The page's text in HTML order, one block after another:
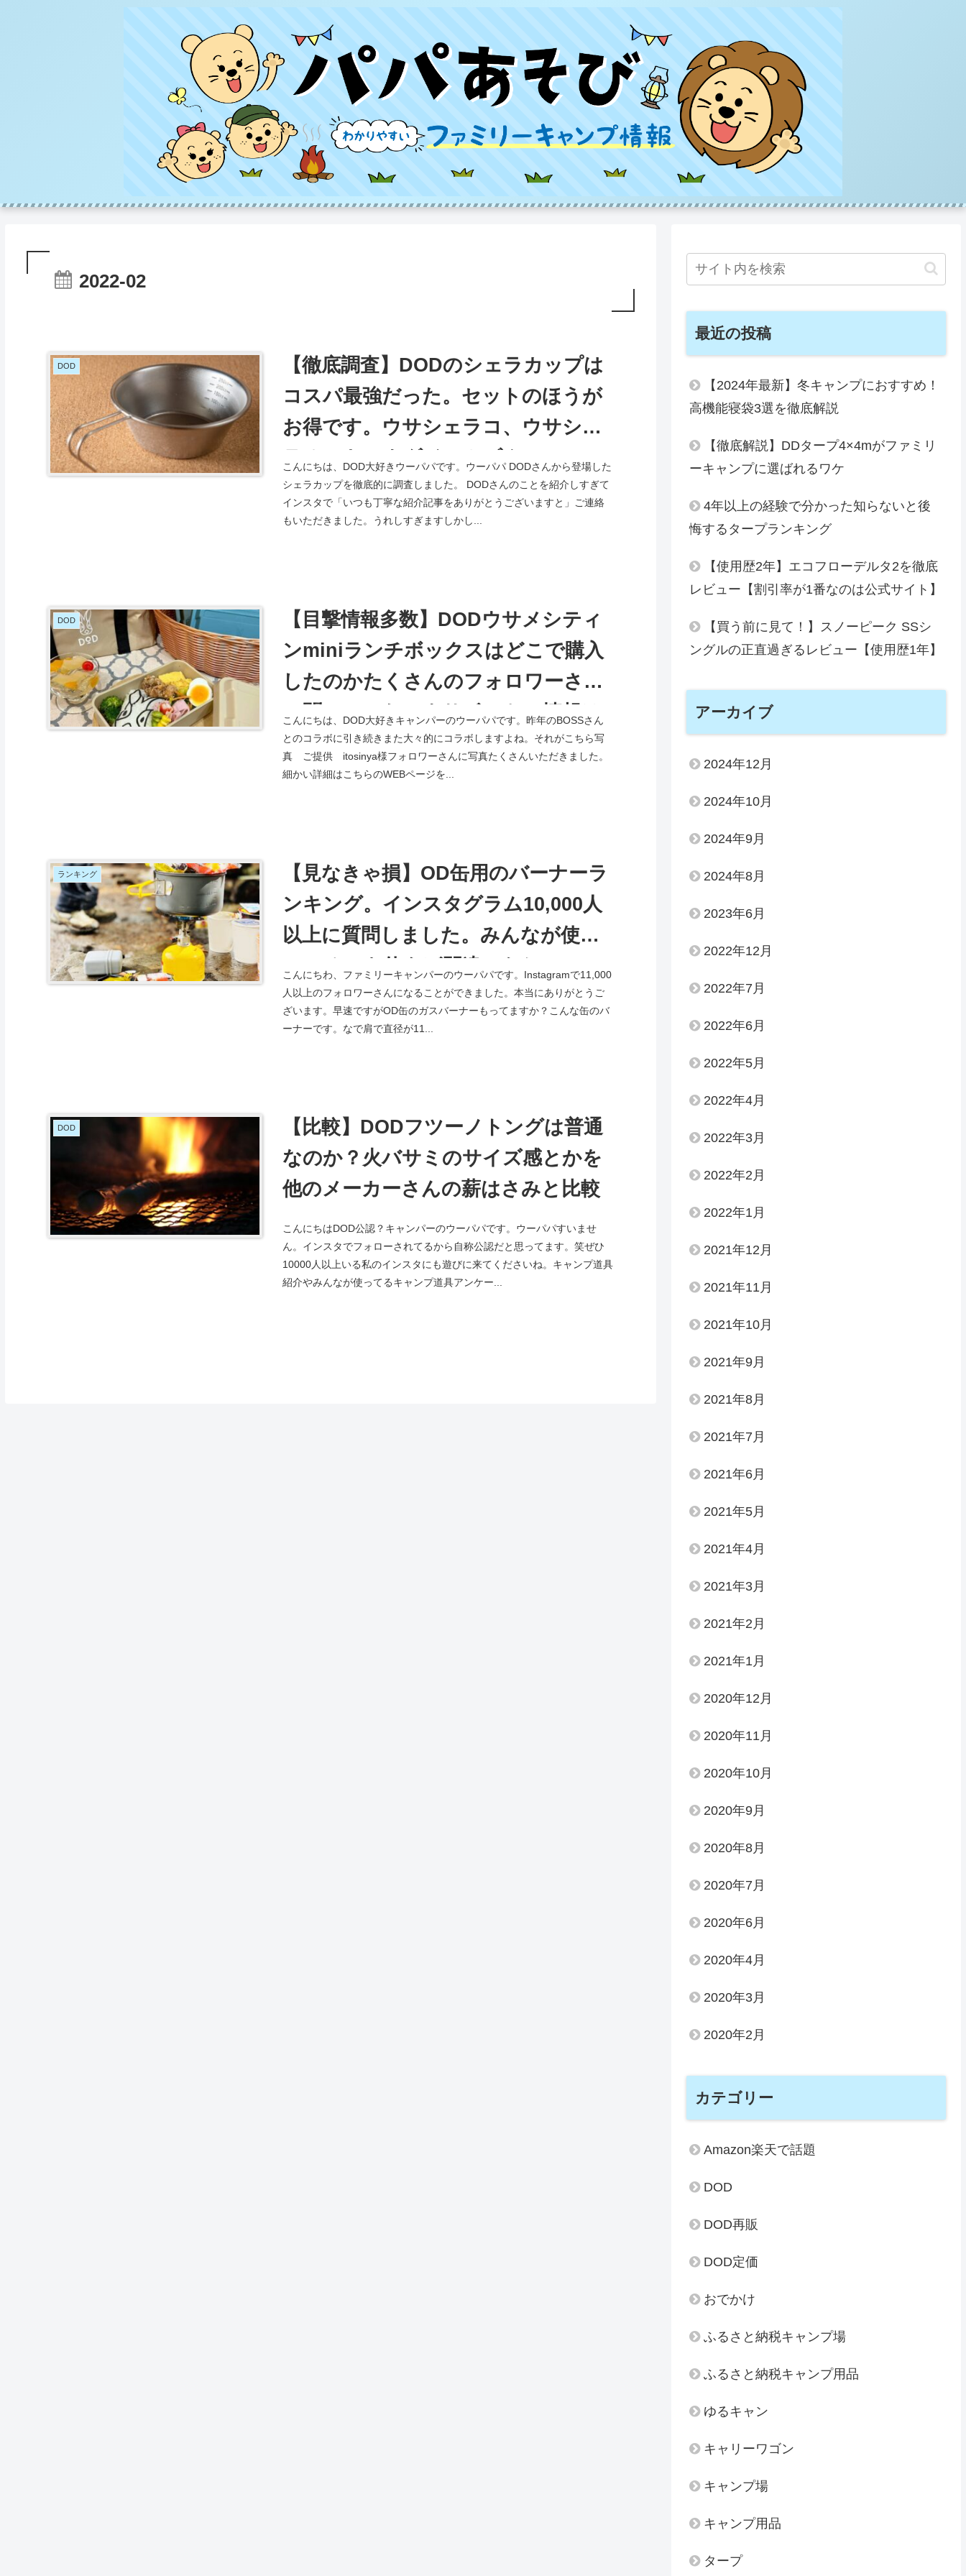
2022-02
DOD
【徹底調査】DODのシェラカップは
コスパ最強だった。セットのほうが
お得です。ウサシェラコ、ウサシェ
ラオ、キョウダイ、カゾク？
こんにちは、DOD大好きウーパパです。ウーパパ DODさんから登場した
シェラカップを徹底的に調査しました。 DODさんのことを紹介しすぎて
インスタで「いつも丁寧な紹介記事をありがとうございますと」ご連絡
もいただきました。うれしすぎますしかし...
DOD
【目撃情報多数】DODウサメシティ
ンminiランチボックスはどこで購入
したのかたくさんのフォロワーさん
に聞いてみた。ウサボストン情報は
もう少し待ってください。
こんにちは、DOD大好きキャンパーのウーパパです。昨年のBOSSさん
とのコラボに引き続きまた大々的にコラボしますよね。それがこちら写
真 ご提供 itosinya様フォロワーさんに写真たくさんいただきました。
細かい詳細はこちらのWEBページを...
ランキング
【見なきゃ損】OD缶用のバーナーラ
ンキング。インスタグラム10,000人
以上に質問しました。みんなが使っ
ているのを使えば間違いなし。
こんにちわ、ファミリーキャンパーのウーパパです。Instagramで11,000
人以上のフォロワーさんになることができました。本当にありがとうご
ざいます。早速ですがOD缶のガスバーナーもってますか？こんな缶のバ
ーナーです。なで肩で直径が11...
DOD
【比較】DODフツーノトングは普通
なのか？火バサミのサイズ感とかを
他のメーカーさんの薪はさみと比較
こんにちはDOD公認？キャンパーのウーパパです。ウーパパすいませ
ん。インスタでフォローされてるから自称公認だと思ってます。笑ぜひ
10000人以上いる私のインスタにも遊びに来てくださいね。キャンプ道具
紹介やみんなが使ってるキャンプ道具アンケー...
最近の投稿
【2024年最新】冬キャンプにおすすめ！
高機能寝袋3選を徹底解説
【徹底解説】DDタープ4×4mがファミリ
ーキャンプに選ばれるワケ
4年以上の経験で分かった知らないと後
悔するタープランキング
【使用歴2年】エコフローデルタ2を徹底
レビュー【割引率が1番なのは公式サイト】
【買う前に見て！】スノーピーク SSシ
ングルの正直過ぎるレビュー【使用歴1年】
アーカイブ
2024年12月
2024年10月
2024年9月
2024年8月
2023年6月
2022年12月
2022年7月
2022年6月
2022年5月
2022年4月
2022年3月
2022年2月
2022年1月
2021年12月
2021年11月
2021年10月
2021年9月
2021年8月
2021年7月
2021年6月
2021年5月
2021年4月
2021年3月
2021年2月
2021年1月
2020年12月
2020年11月
2020年10月
2020年9月
2020年8月
2020年7月
2020年6月
2020年4月
2020年3月
2020年2月
カテゴリー
Amazon楽天で話題
DOD
DOD再販
DOD定価
おでかけ
ふるさと納税キャンプ場
ふるさと納税キャンプ用品
ゆるキャン
キャリーワゴン
キャンプ場
キャンプ用品
タープ